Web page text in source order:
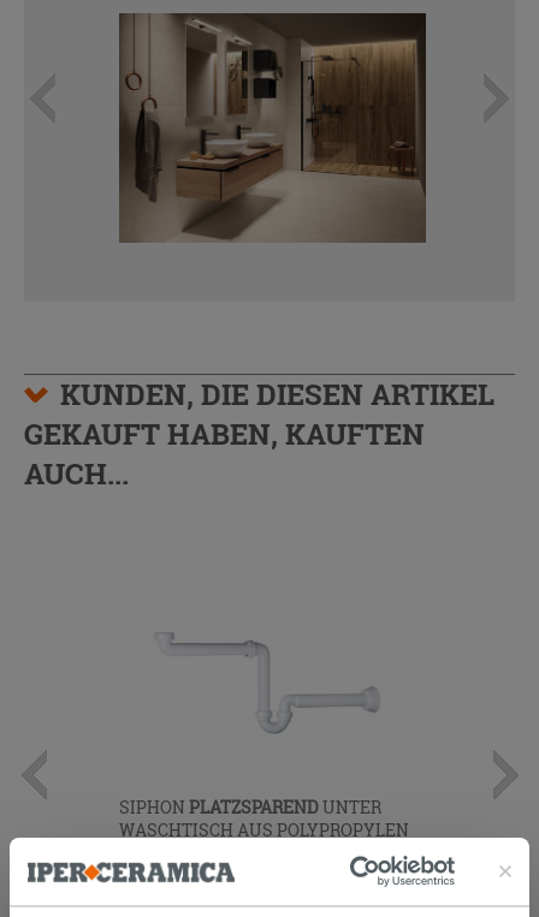
KUNDEN, DIE DIESEN ARTIKEL
GEKAUFT HABEN, KAUFTEN
AUCH...
SIPHON PLATZSPARENDUNTER
WASCHTISCH AUS POLYPROPYLEN
12,90 €